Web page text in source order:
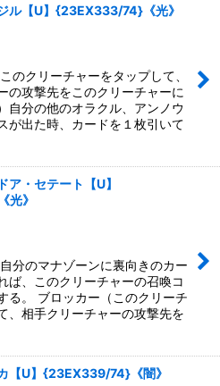
ル【U】{23EX333/74}《光》
クリーチャーをタップして、
の攻撃先をこのクリーチャーに
自分の他のオラクル、アンノウ
が出た時、カードを１枚引いて
ア・セテート【U】
》
分のマナゾーンに裏向きのカー
ば、このクリーチャーの召喚コ
る。 ブロッカー（このクリーチ
、相手クリーチャーの攻撃先を
【U】{23EX339/74}《闇》